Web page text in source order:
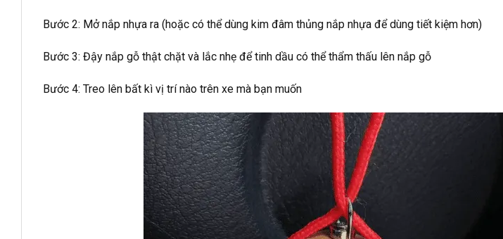
Bước 2: Mở nắp nhựa ra (hoặc có thể dùng kim đâm thủng nắp nhựa để dùng tiết kiệm hơn)
Bước 3: Đậy nắp gỗ thật chặt và lắc nhẹ để tinh dầu có thể thẩm thấu lên nắp gỗ
Bước 4: Treo lên bất kì vị trí nào trên xe mà bạn muốn